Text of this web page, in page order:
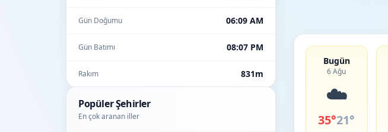
Gün Doğumu 06:09 AM
Gün Batımı 08:07 PM
Rakım 831m
Popüler Şehirler
En çok aranan iller
Bugün
6 Ağu
☁️
35°21°